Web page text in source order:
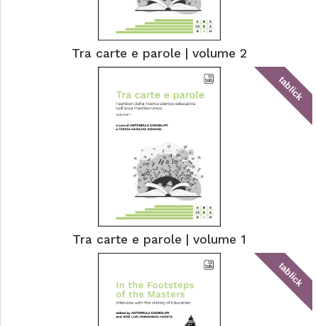
Tra carte e parole | volume 2
tablick
Tra carte e parole | volume 1
tablick